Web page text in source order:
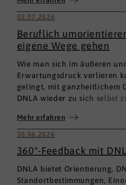
02.07.2026
Beruflich
eigene Wege gehen
Wie man sich im äußeren
Erwartungsdruck verlieren
gelingt, mit ganzheitlichem
DNLA wieder zu sich selbst
Mehr erfahren
30.06.2026
360°-Feedback mit
DNLA bietet Orientierung,
Standortbestimmungen,